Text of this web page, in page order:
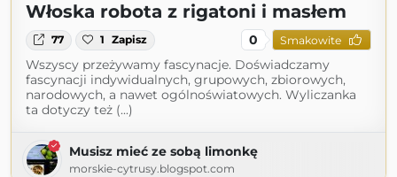
Włoska robota z rigatoni i masłem
77 1 Zapisz 0 Smakowite
Wszyscy przeżywamy fascynacje. Doświadczamy
fascynacji indywidualnych, grupowych, zbiorowych,
narodowych, a nawet ogólnoświatowych. Wyliczanka
ta dotyczy też (...)
Musisz mieć ze sobą limonkę
morskie-cytrusy.blogspot.com